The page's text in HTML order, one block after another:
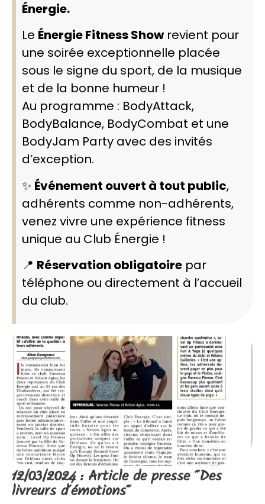
Énergie.
Le Énergie Fitness Showrevient pour
une soirée exceptionnelle placée
sous le signe du sport, de la musique
et de la bonne humeur !
Au programme : BodyAttack,
BodyBalance, BodyCombat et une
BodyJam Party avec des invités
d’exception.
✨ Événement ouvert à tout public,
adhérents comme non-adhérents,
venez vivre une expérience fitness
unique au Club Énergie !
📍 Réservation obligatoire par
téléphone ou directement à l’accueil
du club.
12/03/2024 : Article de presse "Des
livreurs d'émotions"